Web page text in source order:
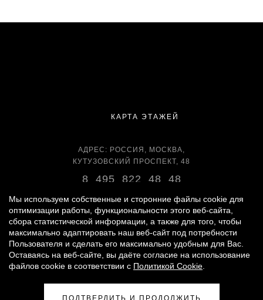
КАРТА ЭТАЖЕЙ
АДРЕС: РОССИЯ, МОСКВА,
КУТУЗОВСКИЙ ПРОСПЕКТ, 48
8 495 822 48 48
ВРЕМЯ РАБОТЫ:
ЕЖЕДНЕВНО С 11:00 ДО 22:00
© 2007 - 2026«ВРЕМЕНА ГОДА»
Мы используем собственные и сторонние файлы cookie для
оптимизации работы, функциональности этого веб-сайта,
сбора статистической информации, а также для того, чтобы
максимально адаптировать наш веб-сайт под потребности
Пользователя и сделать его максимально удобным для Вас.
Оставаясь на веб-сайте, вы даёте согласие на использование
файлов cookie в соответствии с Политикой Cookie
ПОДТВЕРДИТЬ И ПРОДОЛЖИТЬ